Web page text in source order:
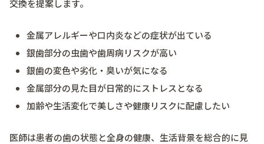
交換を提案します。
金属アレルギーや口内炎などの症状が出ている
銀歯部分の虫歯や歯周病リスクが高い
銀歯の変色や劣化・臭いが気になる
金属部分の見た目が日常的にストレスとなる
加齢や生活変化で美しさや健康リスクに配慮したい
医師は患者の歯の状態と全身の健康、生活背景を総合的に見